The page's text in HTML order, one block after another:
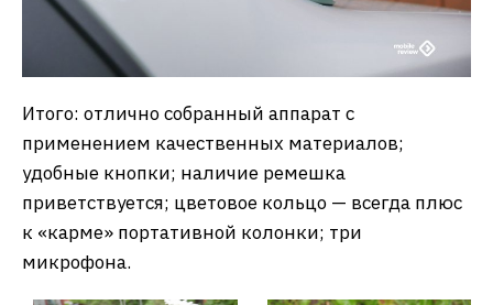
Итого: отлично собранный аппарат с
применением качественных материалов;
удобные кнопки; наличие ремешка
приветствуется; цветовое кольцо — всегда плюс
к «карме» портативной колонки; три
микрофона.